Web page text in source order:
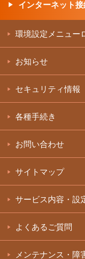
インターネット
環境設定メニュー
お知らせ
セキュリティ情報
各種手続き
お問い合わせ
サイトマップ
サービス内容・設
よくあるご質問
メンテナンス・障